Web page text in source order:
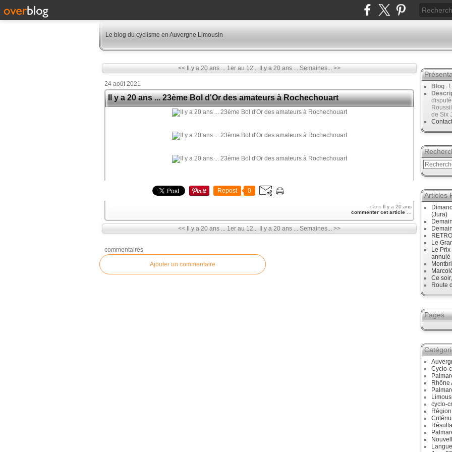
Le blog du cyclisme en Auvergne Limousin
<< Il y a 20 ans ... 1er au 12... Il y a 20 ans ... Semaines... >>
24 août 2021
Il y a 20 ans ... 23ème Bol d'Or des amateurs à Rochechouart
Repost 0
- dans Il y a 20 ans
commenter cet article
<< Il y a 20 ans ... 1er au 12... Il y a 20 ans ... Semaines... >>
commentaires
Ajouter un commentaire
Blog :
de Six
Contact
Articles
(Jura)
Le
Le
annulé
Ce
Route
Pages
Cyclo-
Rhône
cyclo-